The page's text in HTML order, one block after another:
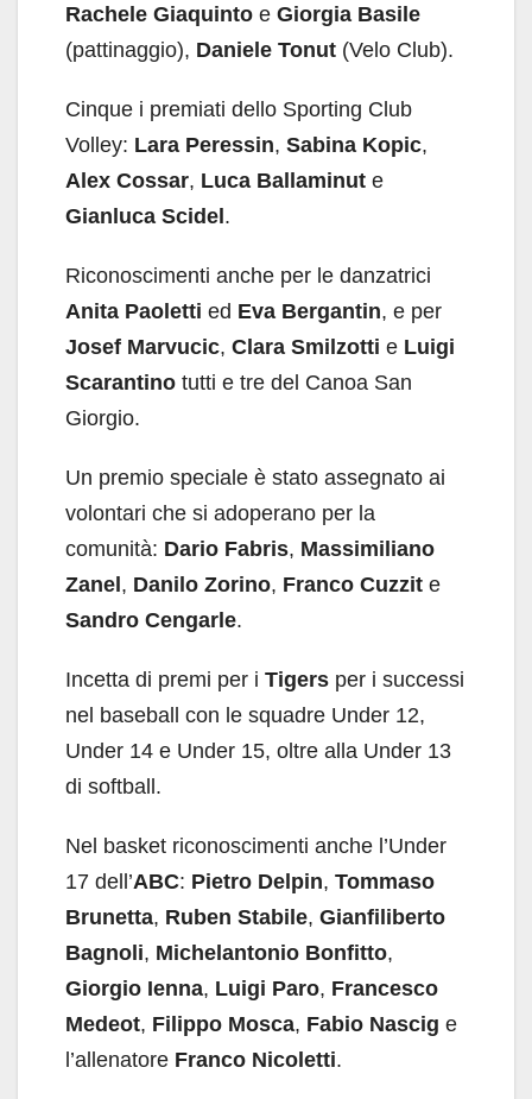
Rachele Giaquinto e Giorgia Basile
(pattinaggio), Daniele Tonut (Velo Club).
Cinque i premiati dello Sporting Club
Volley: Lara Peressin, Sabina Kopic,
Alex Cossar, Luca Ballaminut e
Gianluca Scidel.
Riconoscimenti anche per le danzatrici
Anita Paoletti ed Eva Bergantin, e per
Josef Marvucic, Clara Smilzotti e Luigi
Scarantino tutti e tre del Canoa San
Giorgio.
Un premio speciale è stato assegnato ai
volontari che si adoperano per la
comunità: Dario Fabris, Massimiliano
Zanel, Danilo Zorino, Franco Cuzzit e
Sandro Cengarle.
Incetta di premi per i Tigers per i successi
nel baseball con le squadre Under 12,
Under 14 e Under 15, oltre alla Under 13
di softball.
Nel basket riconoscimenti anche l’Under
17 dell’ABC: Pietro Delpin, Tommaso
Brunetta, Ruben Stabile, Gianfiliberto
Bagnoli, Michelantonio Bonfitto,
Giorgio Ienna, Luigi Paro, Francesco
Medeot, Filippo Mosca, Fabio Nascig e
l’allenatore Franco Nicoletti.